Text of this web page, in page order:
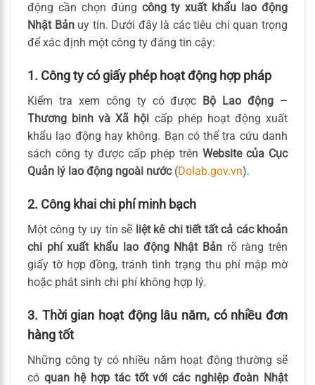
động cần chọn đúng công ty xuất khẩu lao động
Nhật Bảnuy tín. Dưới đây là các tiêu chí quan trọng
để xác định một công ty đáng tin cậy:
1. Công ty có giấy phép hoạt động hợp pháp
Kiểm tra xem công ty có được Bộ Lao động –
Thương binh và Xã hội cấp phép hoạt động xuất
khẩu lao động hay không. Bạn có thể tra cứu danh
sách công ty được cấp phép trên Website của Cục
Quản lý lao động ngoài nước(Dolab.gov.vn).
2. Công khai chi phí minh bạch
Một công ty uy tín sẽ liệt kê chi tiết tất cả các khoản
chi phí xuất khẩu lao động Nhật Bảnrõ ràng trên
giấy tờ hợp đồng, tránh tình trạng thu phí mập mờ
hoặc phát sinh chi phí không hợp lý.
3. Thời gian hoạt động lâu năm, có nhiều đơn
hàng tốt
Những công ty có nhiều năm hoạt động thường sẽ
có quan hệ hợp tác tốt với các nghiệp đoàn Nhật